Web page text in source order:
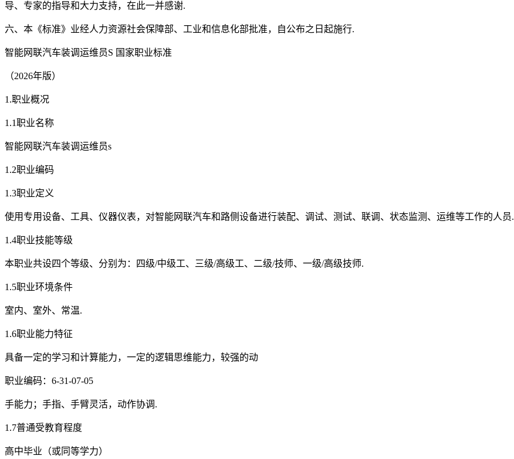
导、专家的指导和大力支持，在此一并感谢.
六、本《标准》业经人力资源社会保障部、工业和信息化部批准，自公布之日起施行.
智能网联汽车装调运维员S 国家职业标准
（2026年版）
1.职业概况
1.1职业名称
智能网联汽车装调运维员s
1.2职业编码
1.3职业定义
使用专用设备、工具、仪器仪表，对智能网联汽车和路侧设备进行装配、调试、测试、联调、状态监测、运维等工作的人员.
1.4职业技能等级
本职业共设四个等级、分别为：四级/中级工、三级/高级工、二级/技师、一级/高级技师.
1.5职业环境条件
室内、室外、常温.
1.6职业能力特征
具备一定的学习和计算能力，一定的逻辑思维能力，较强的动
职业编码：6-31-07-05
手能力；手指、手臂灵活，动作协调.
1.7普通受教育程度
高中毕业（或同等学力）